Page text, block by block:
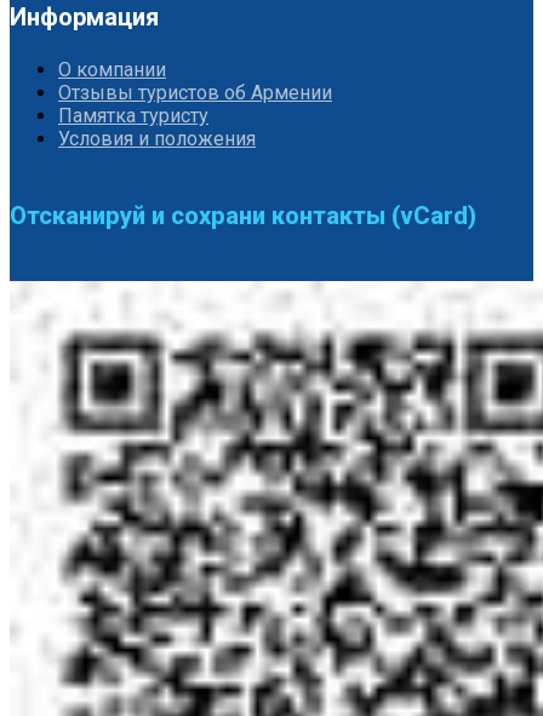
Информация
О компании
Отзывы туристов об Армении
Памятка туристу
Условия и положения
Отсканируй и сохрани контакты (vCard)